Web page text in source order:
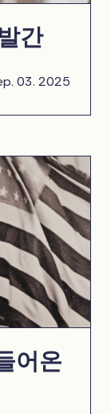
간
03. 2025
어온